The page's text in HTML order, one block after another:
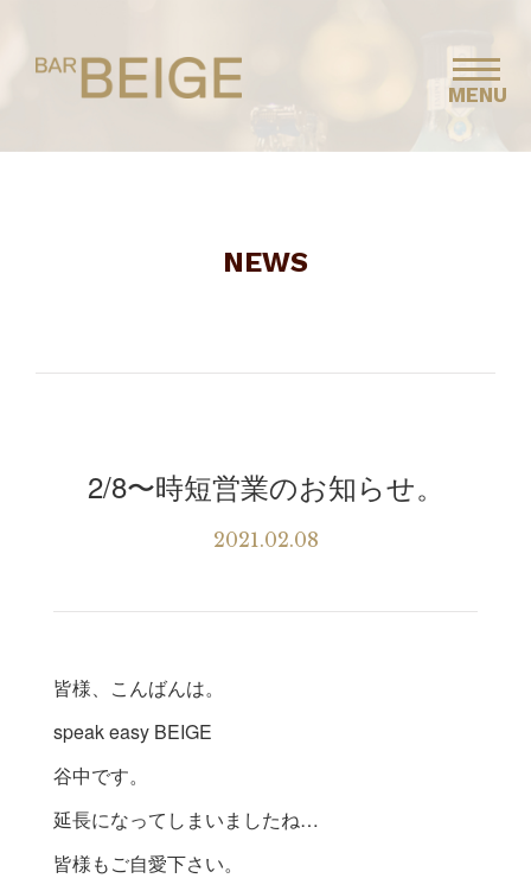
MENU
NEWS
2/8〜時短営業のお知らせ。
2021.02.08
皆様、こんばんは。
speak easy BEIGE
谷中です。
延長になってしまいましたね…
皆様もご自愛下さい。